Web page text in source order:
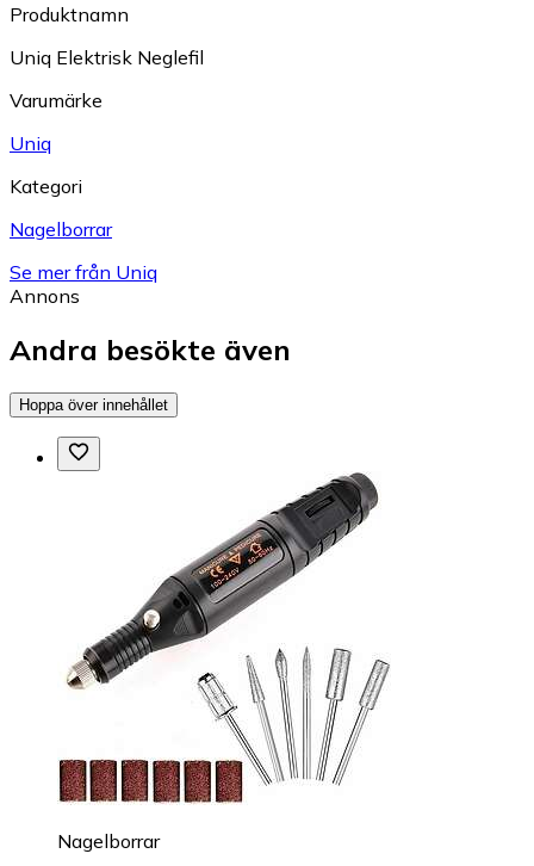
Produktnamn
Uniq Elektrisk Neglefil
Varumärke
Uniq
Kategori
Nagelborrar
Se mer från Uniq
Annons
Andra besökte även
Hoppa över innehållet
Nagelborrar